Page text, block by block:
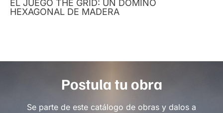
EL JUEGO THE GRID: UN DOMINÓ
HEXAGONAL DE MADERA
Postula tu obra
Se parte de este catálogo de obras y dalos a